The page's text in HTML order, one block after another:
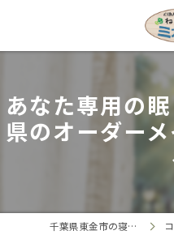
あなた専用の
県のオーダー
千葉県東金市の寝具ならねむりの森 ミカワヤ コラム